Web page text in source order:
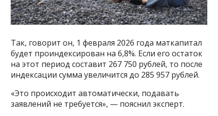
Так, говорит он, 1 февраля 2026 года маткапитал
будет проиндексирован на 6,8%. Если его остаток
на этот период составит 267 750 рублей, то после
индексации сумма увеличится до 285 957 рублей.
«Это происходит автоматически, подавать
заявлений не требуется», — пояснил эксперт.